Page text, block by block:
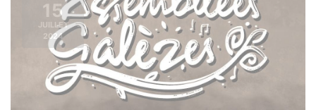
15
JUILLET
2024